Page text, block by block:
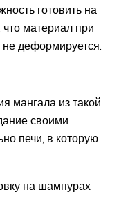
готовить на
что материал при
не деформируется.
мангала из такой
своими
печи, в которую
на шампурах